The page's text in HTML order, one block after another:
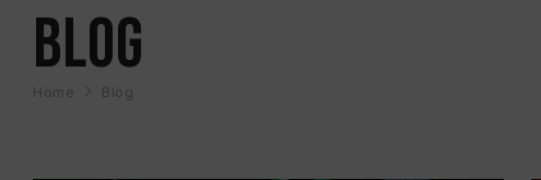
BLOG
Home Blog